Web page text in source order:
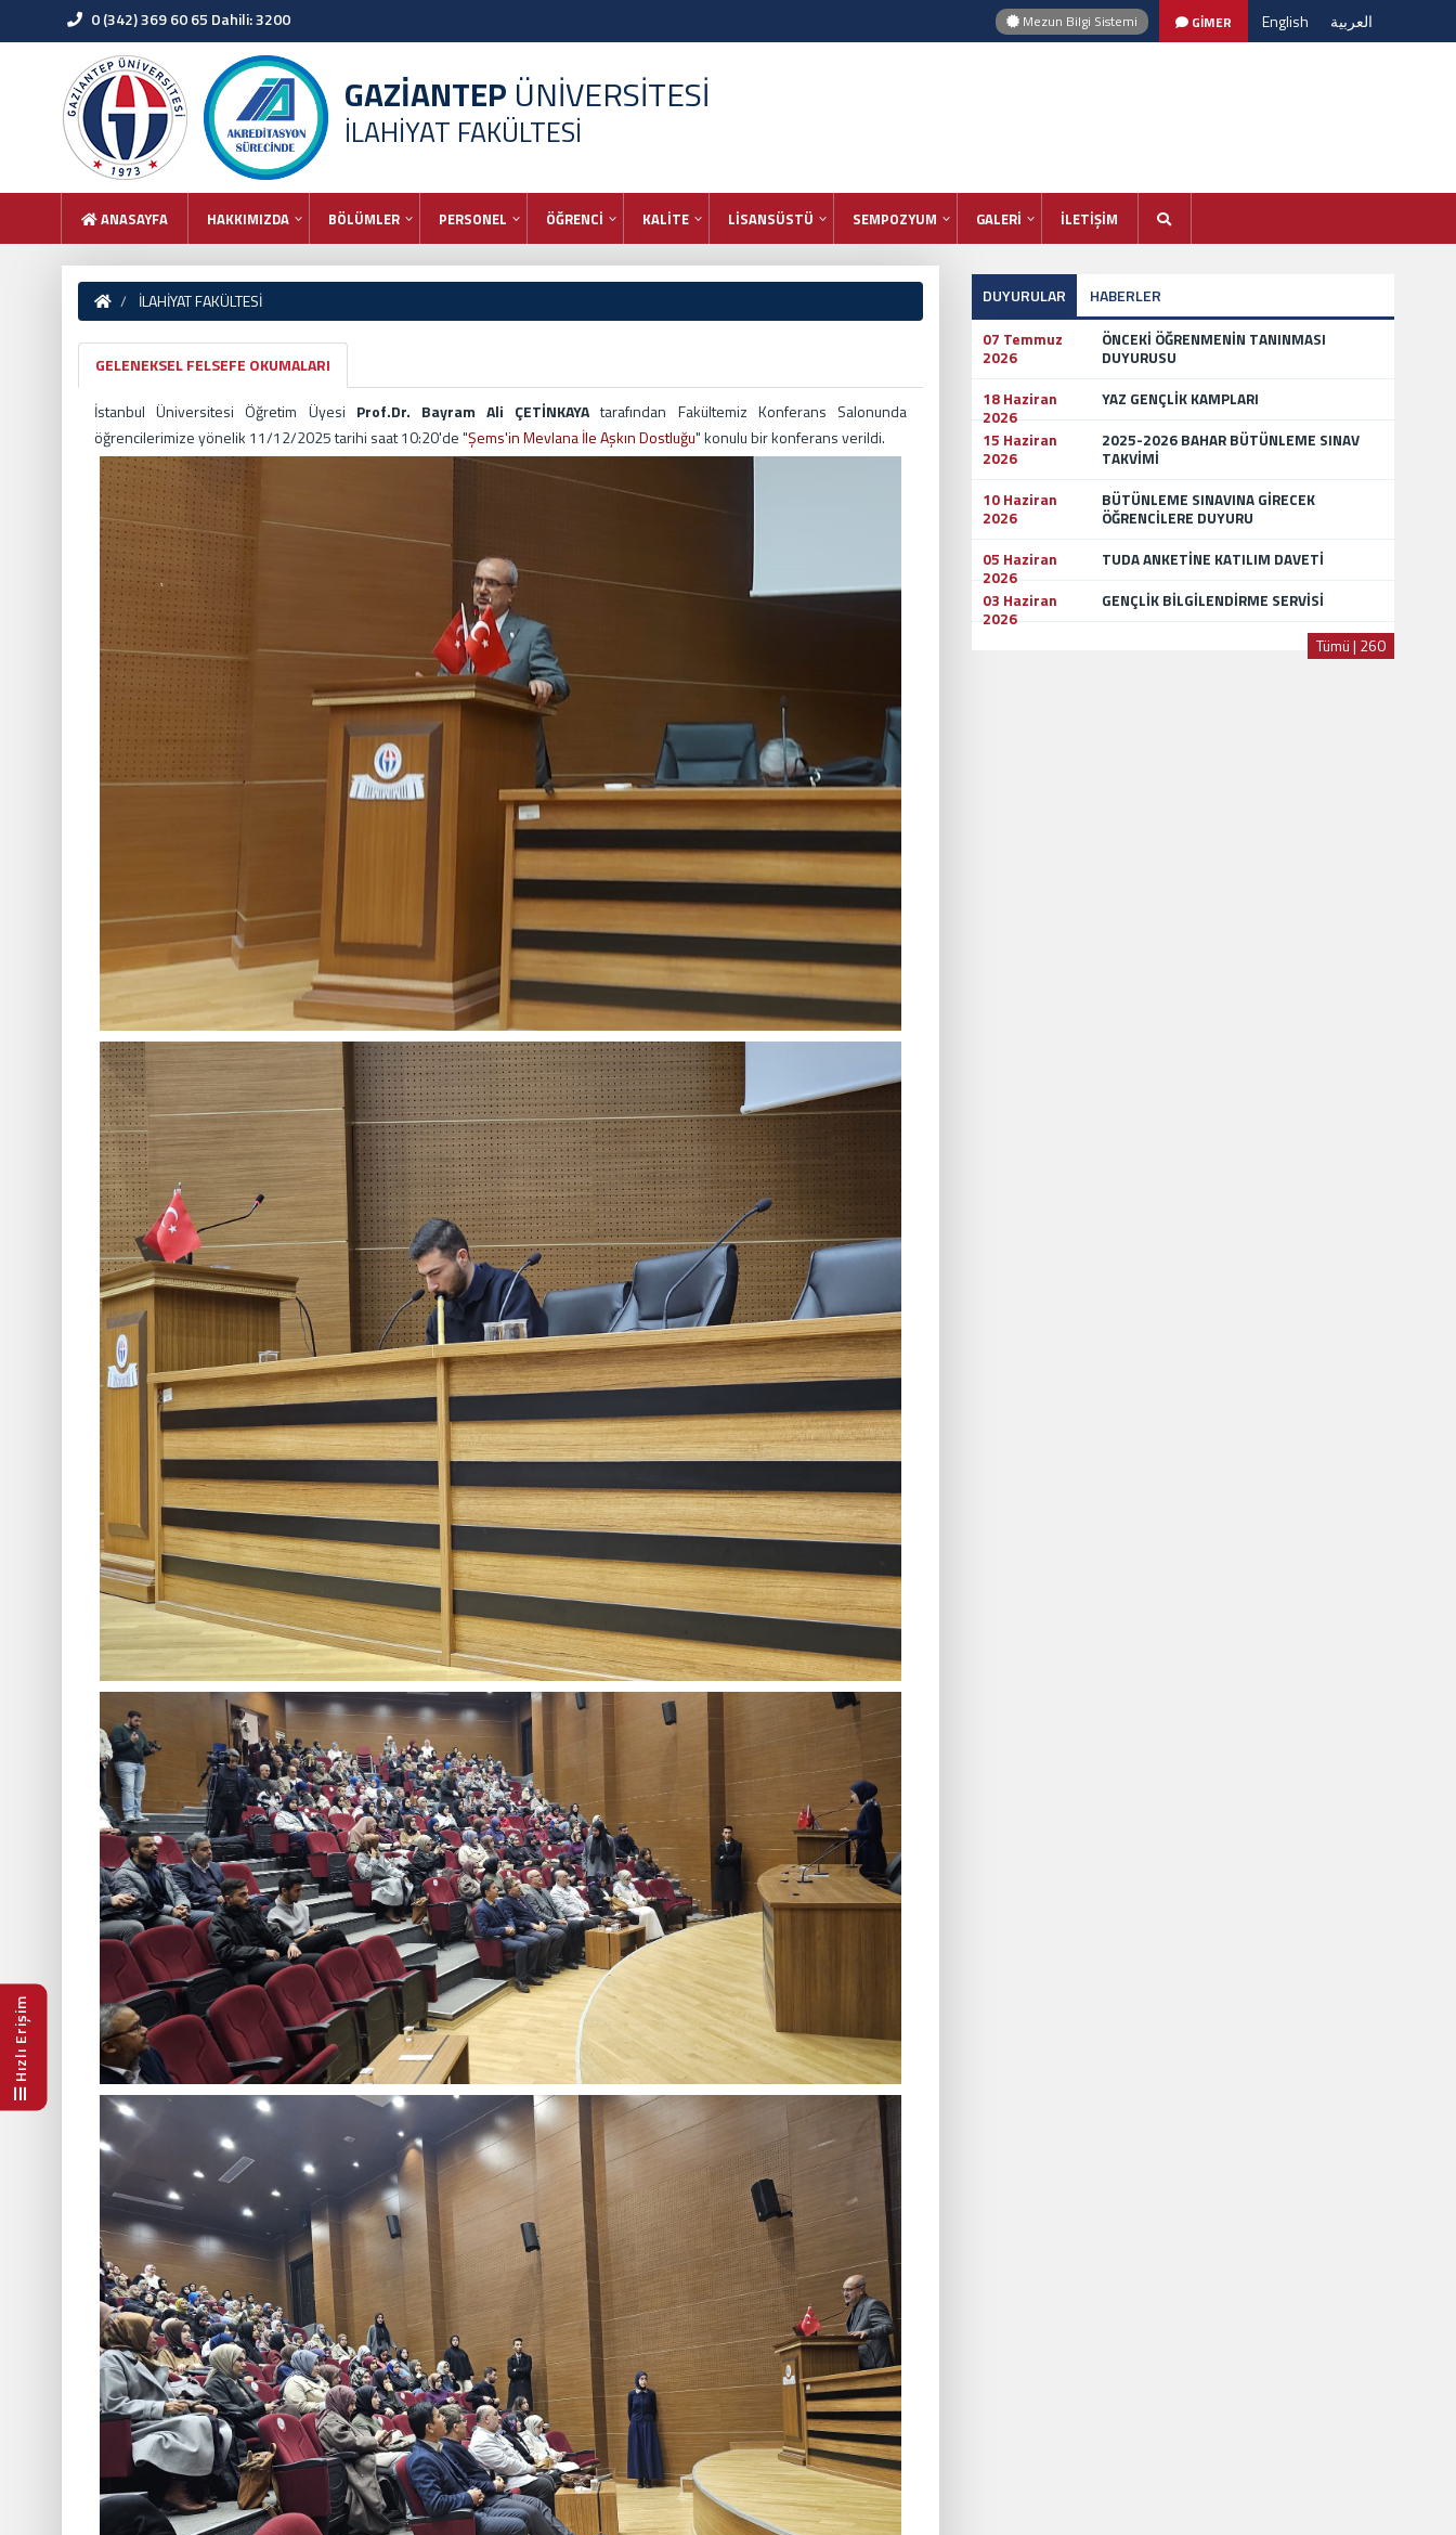
Hızlı Erişim
0 (342) 369 60 65 Dahili: 3200 Mezun Bilgi Sistemi GİMER English العربية
GAZİANTEP ÜNİVERSİTESİ
İLAHİYAT FAKÜLTESİ
ANASAYFA HAKKIMIZDA BÖLÜMLER PERSONEL ÖĞRENCİ KALİTE LİSANSÜSTÜ SEMPOZYUM GALERİ İLETİŞİM
İLAHİYAT FAKÜLTESİ
GELENEKSEL FELSEFE OKUMALARI
İstanbul Üniversitesi Öğretim Üyesi Prof.Dr. Bayram Ali ÇETİNKAYA tarafından Fakültemiz Konferans Salonunda
öğrencilerimize yönelik 11/12/2025 tarihi saat 10:20'de "Şems'in Mevlana İle Aşkın Dostluğu" konulu bir konferans verildi.
DUYURULAR HABERLER
07 Temmuz
2026
ÖNCEKİ ÖĞRENMENİN TANINMASI
DUYURUSU
18 Haziran
2026
YAZ GENÇLİK KAMPLARI
15 Haziran
2026
2025-2026 BAHAR BÜTÜNLEME SINAV
TAKVİMİ
10 Haziran
2026
BÜTÜNLEME SINAVINA GİRECEK
ÖĞRENCİLERE DUYURU
05 Haziran
2026
TUDA ANKETİNE KATILIM DAVETİ
03 Haziran
2026
GENÇLİK BİLGİLENDİRME SERVİSİ
Tümü | 260